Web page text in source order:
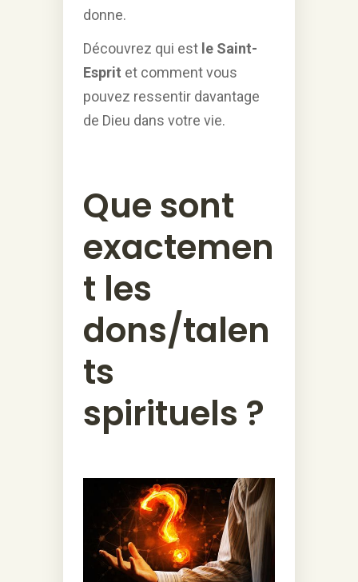
donne.
Découvrez qui est le Saint-
Esprit et comment vous
pouvez ressentir davantage
de Dieu dans votre vie.
Que sont
exactemen
t les
dons/talen
ts
spirituels ?